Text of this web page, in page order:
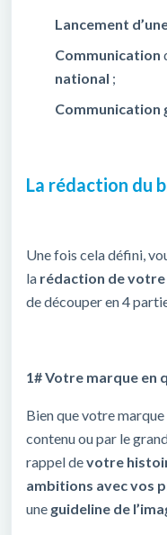
Lancement
Communication
national ;
Communication
La rédaction du
Une fois cela défini,
la rédaction de
de découper en 4
1# Votre marque en
Bien que votre
contenu ou par le
rappel devotre
ambitions avec vos
une guideline de